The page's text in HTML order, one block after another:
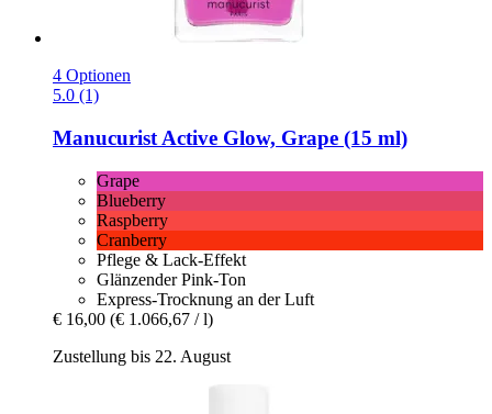
4 Optionen
5.0 (1)
Manucurist Active Glow, Grape (15 ml)
Grape
Blueberry
Raspberry
Cranberry
Pflege & Lack-Effekt
Glänzender Pink-Ton
Express-Trocknung an der Luft
€ 16,00 (€ 1.066,67 / l)
Zustellung bis 22. August